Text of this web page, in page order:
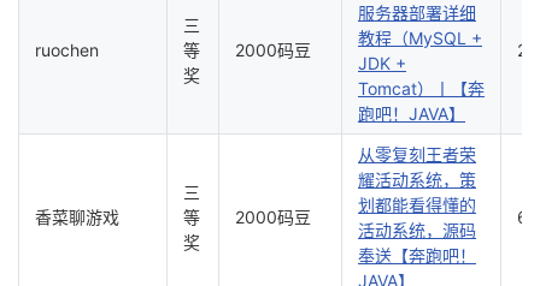
ruochen
三
等
奖
2000码豆
服务器部署详细
教程（MySQL +
JDK +
Tomcat）丨【奔
跑吧！JAVA】
23
香菜聊游戏
三
等
奖
2000码豆
从零复刻王者荣
耀活动系统，策
划都能看得懂的
活动系统，源码
奉送【奔跑吧！
JAVA】
6